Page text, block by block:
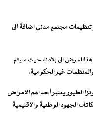
مجتمع مدني اضافة الى
الى بلادنا، حيث سيتم
غير الحكومية.
الطيور يعتبر أحد اهم الامراض
الجهود الوطنية والاقليمية